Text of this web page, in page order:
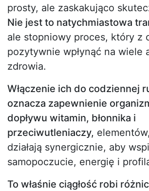
prosty, ale zaskakująco
Nie jest to natychmiastowa
ale stopniowy proces, który z
pozytywnie wpłynąć na wiele
zdrowia.
Włączenie ich do codziennej
oznacza zapewnienie
dopływu witamin, błonnika i
przeciwutleniaczy,
działają synergicznie, aby
samopoczucie, energię i
To właśnie ciągłość robi